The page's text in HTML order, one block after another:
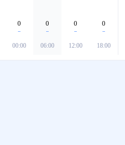
0
00:00
0
06:00
0
12:00
0
18:00